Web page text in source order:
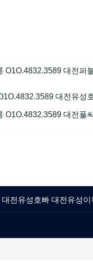
O1O.4832.3589 대전퍼
대전유성
O1O.4832.3589 대전풀
전유성호빠 대전유성